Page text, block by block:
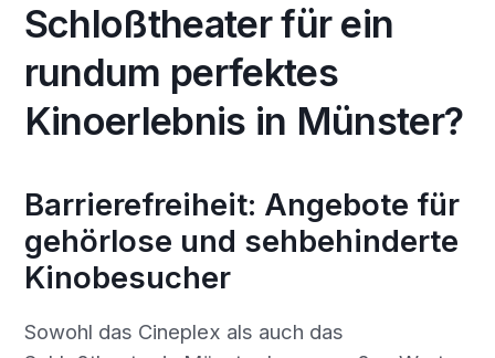
Schloßtheater für ein
rundum perfektes
Kinoerlebnis in Münster?
Barrierefreiheit: Angebote für
gehörlose und sehbehinderte
Kinobesucher
Sowohl das Cineplex als auch das